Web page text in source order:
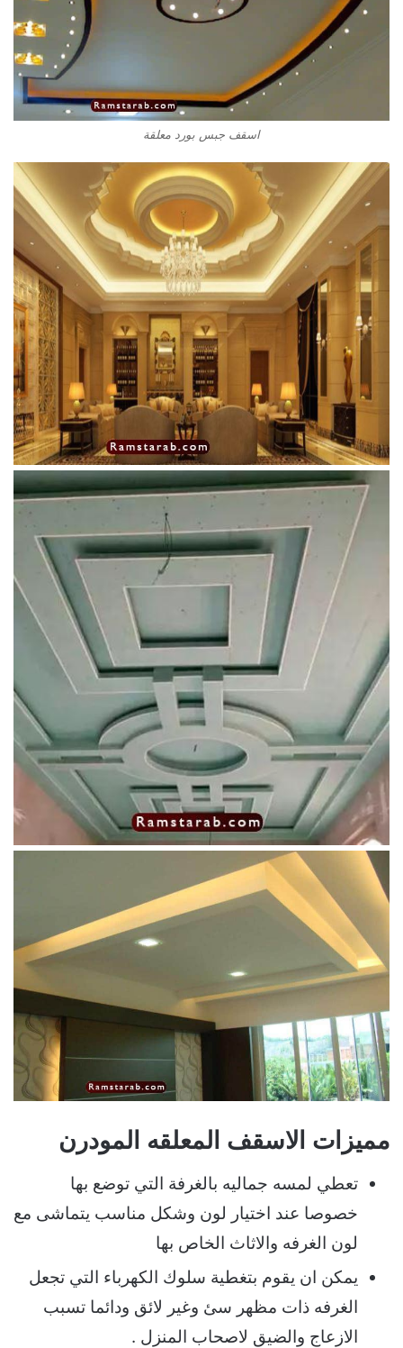
اسقف جبس بورد معلقة
مميزات الاسقف المعلقه المودرن
تعطي لمسه جماليه بالغرفة التي توضع بها
خصوصا عند اختيار لون وشكل مناسب يتماشى مع
لون الغرفه والاثاث الخاص بها
يمكن ان يقوم بتغطية سلوك الكهرباء التي تجعل
الغرفه ذات مظهر سئ وغير لائق ودائما تسبب
الازعاج والضيق لاصحاب المنزل .